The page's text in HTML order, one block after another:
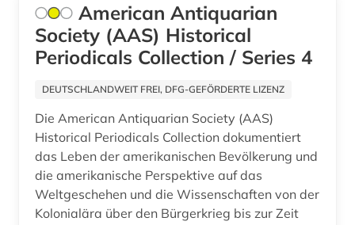
American Antiquarian
Society (AAS) Historical
Periodicals Collection / Series 4
DEUTSCHLANDWEIT FREI, DFG-GEFÖRDERTE LIZENZ
Die American Antiquarian Society (AAS)
Historical Periodicals Collection dokumentiert
das Leben der amerikanischen Bevölkerung und
die amerikanische Perspektive auf das
Weltgeschehen und die Wissenschaften von der
Kolonialära über den Bürgerkrieg bis zur Zeit